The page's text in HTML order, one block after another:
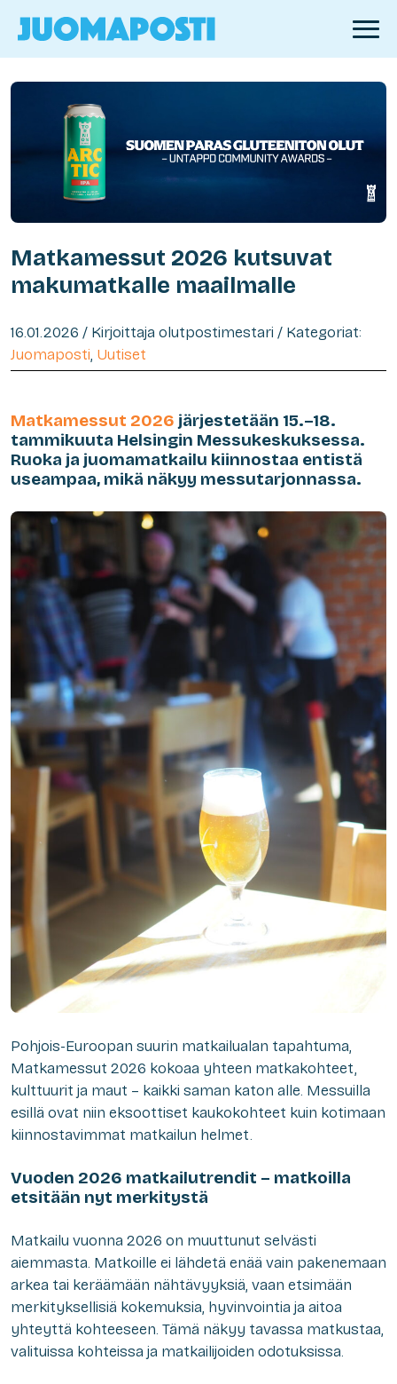
Matkamessut 2026 kutsuvat
makumatkalle maailmalle
16.01.2026 / Kirjoittaja olutpostimestari / Kategoriat:
Juomaposti, Uutiset
Matkamessut 2026 järjestetään 15.–18.
tammikuuta Helsingin Messukeskuksessa.
Ruoka ja juomamatkailu kiinnostaa entistä
useampaa, mikä näkyy messutarjonnassa.
Pohjois-Euroopan suurin matkailualan tapahtuma,
Matkamessut 2026 kokoaa yhteen matkakohteet,
kulttuurit ja maut – kaikki saman katon alle. Messuilla
esillä ovat niin eksoottiset kaukokohteet kuin kotimaan
kiinnostavimmat matkailun helmet.
Vuoden 2026 matkailutrendit – matkoilla
etsitään nyt merkitystä
Matkailu vuonna 2026 on muuttunut selvästi
aiemmasta. Matkoille ei lähdetä enää vain pakenemaan
arkea tai keräämään nähtävyyksiä, vaan etsimään
merkityksellisiä kokemuksia, hyvinvointia ja aitoa
yhteyttä kohteeseen. Tämä näkyy tavassa matkustaa,
valituissa kohteissa ja matkailijoiden odotuksissa.